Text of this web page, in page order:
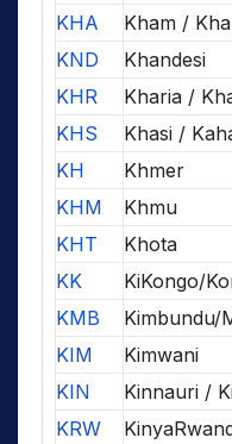
KHA
Kham /
KND
Khandesi
KHR
Kharia /
KHS
Khasi /
KH
Khmer
KHM
Khmu
KHT
Khota
KK
KiKongo/
KMB
Kimbundu/
KIM
Kimwani
KIN
Kinnauri /
KRW